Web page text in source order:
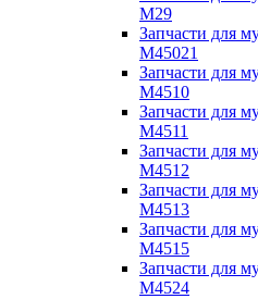
M29
Запчасти для
M45021
Запчасти для
M4510
Запчасти для
M4511
Запчасти для
M4512
Запчасти для
M4513
Запчасти для
M4515
Запчасти для
M4524